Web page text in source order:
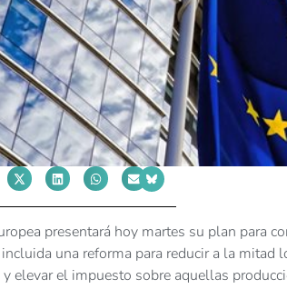
presentará hoy martes su plan para
una reforma para reducir a la
elevar el impuesto sobre aquellas